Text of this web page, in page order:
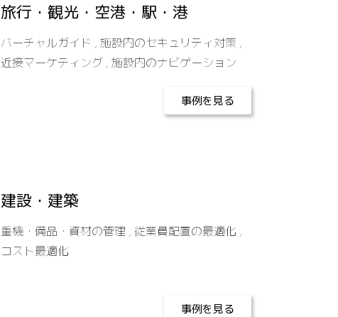
旅行・観光・空港・駅・港
バーチャルガイド , 施設内のセキュリティ対策 ,
近接マーケティング , 施設内のナビゲーション
事例を見る
建設・建築
重機・備品・資材の管理 , 従業員配置の最適化 ,
コスト最適化
事例を見る